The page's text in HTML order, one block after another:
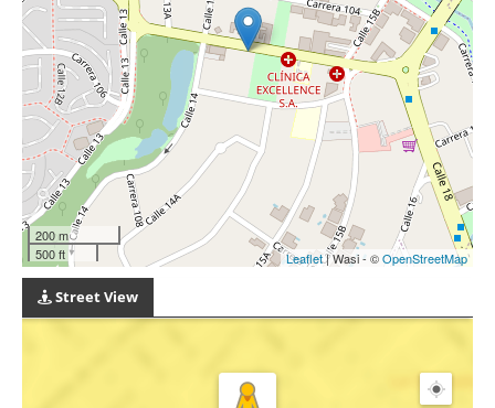
200 m
500 ft
Leaflet| Wasi - ©OpenStreetMap
Street View